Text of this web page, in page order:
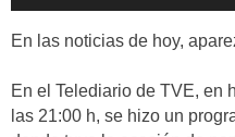
En las noticias de hoy,
En el Telediario de TVE, en
las 21:00 h, se hizo un